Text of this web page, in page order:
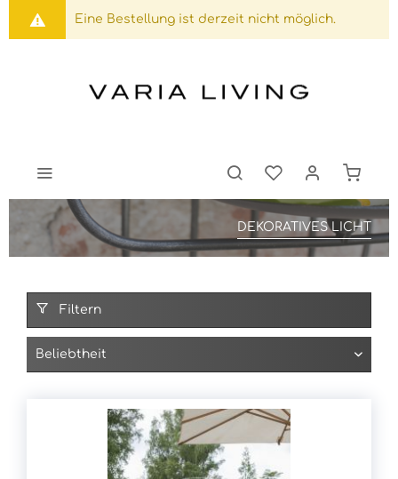
Eine Bestellung ist derzeit nicht möglich.
DEKORATIVES LICHT
Filtern